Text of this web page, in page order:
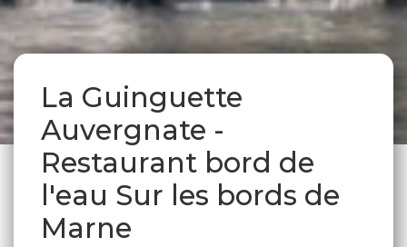
La Guinguette
Auvergnate -
Restaurant bord de
l'eau Sur les bords de
Marne